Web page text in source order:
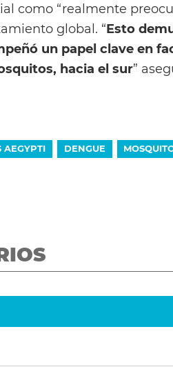
como “realmente
global. “Esto
un papel clave en
hacia el sur”
AEGYPTI DENGUE